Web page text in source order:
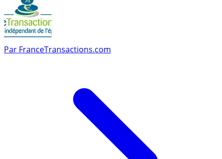
Par FranceTransactions.com